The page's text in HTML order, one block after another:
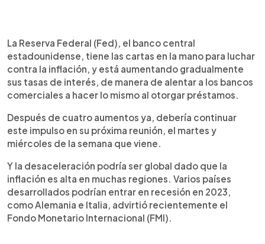
La Reserva Federal (Fed), el banco central
estadounidense, tiene las cartas en la mano para luchar
contra la inflación, y está aumentando gradualmente
sus tasas de interés, de manera de alentar a los bancos
comerciales a hacer lo mismo al otorgar préstamos.
Después de cuatro aumentos ya, debería continuar
este impulso en su próxima reunión, el martes y
miércoles de la semana que viene.
Y la desaceleración podría ser global dado que la
inflación es alta en muchas regiones. Varios países
desarrollados podrían entrar en recesión en 2023,
como Alemania e Italia, advirtió recientemente el
Fondo Monetario Internacional (FMI).